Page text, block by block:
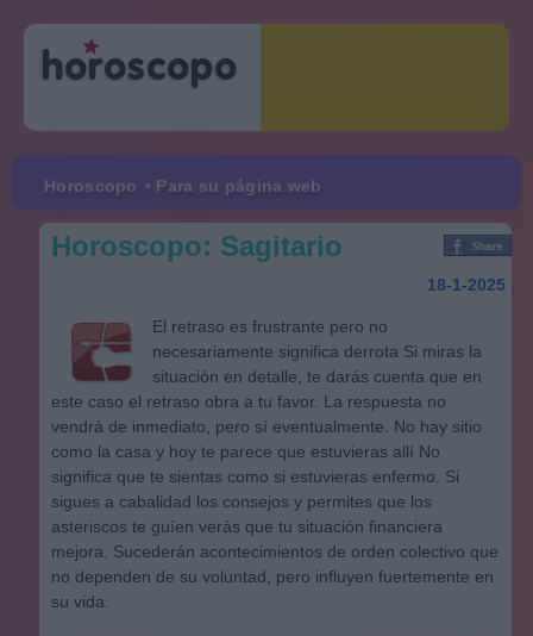
Horoscopo • Para su página web
Horoscopo: Sagitario
18-1-2025
El retraso es frustrante pero no
necesariamente significa derrota Si miras la
situación en detalle, te darás cuenta que en
este caso el retraso obra a tu favor. La respuesta no
vendrá de inmediato, pero sí eventualmente. No hay sitio
como la casa y hoy te parece que estuvieras allí No
significa que te sientas como si estuvieras enfermo. Si
sigues a cabalidad los consejos y permites que los
asteriscos te guíen verás que tu situación financiera
mejora. Sucederán acontecimientos de orden colectivo que
no dependen de su voluntad, pero influyen fuertemente en
su vida.